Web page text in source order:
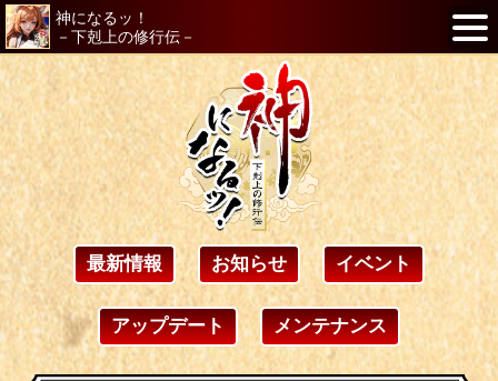
神になるッ！
－下剋上の修行伝－
最新情報 お知らせ イベント
アップデート メンテナンス